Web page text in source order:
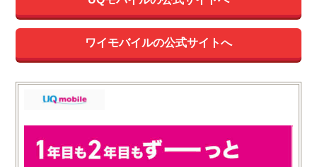
ワイモバイルの公式サイトへ